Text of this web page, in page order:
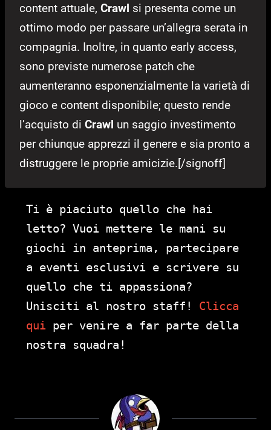
content attuale, Crawl si presenta come un
ottimo modo per passare un’allegra serata in
compagnia. Inoltre, in quanto early access,
sono previste numerose patch che
aumenteranno esponenzialmente la varietà di
gioco e content disponibile; questo rende
l’acquisto di Crawl un saggio investimento
per chiunque apprezzi il genere e sia pronto a
distruggere le proprie amicizie.[/signoff]
Ti è piaciuto quello che hai
letto? Vuoi mettere le mani su
giochi in anteprima, partecipare
a eventi esclusivi e scrivere su
quello che ti appassiona?
Unisciti al nostro staff! Clicca
qui per venire a far parte della
nostra squadra!